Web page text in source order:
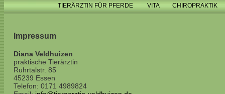
TIERÄRZTIN FÜR PFERDE VITA CHIROPRAKTIK
Impressum
Diana Veldhuizen
praktische Tierärztin
Ruhrtalstr. 85
45239 Essen
Telefon: 0171 4989824